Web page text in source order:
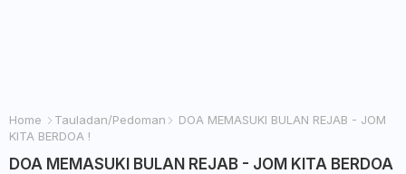
Home Tauladan/Pedoman
DOA MEMASUKI BULAN REJAB - JOM
KITA BERDOA !
DOA MEMASUKI BULAN REJAB - JOM KITA BERDOA